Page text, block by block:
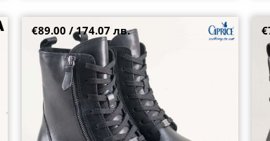
Кожени дамски боти на модерно ходило в
черно с дискретен цип и връзки 9-26229-022
37 38
€89.00 / 174.07 лв.